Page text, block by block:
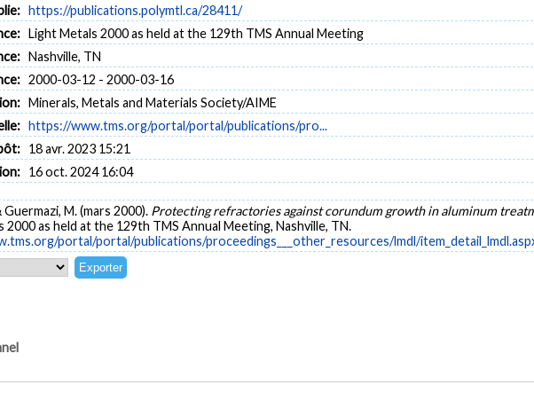
https://publications.polymtl.ca/28411/
Light Metals 2000 as held at the 129th TMS Annual Meeting
Nashville, TN
2000-03-12 - 2000-03-16
Minerals, Metals and Materials Society/AIME
https://www.tms.org/portal/portal/publications/pro...
18 avr. 2023 15:21
16 oct. 2024 16:04
Guermazi, M. (mars 2000). Protecting refractories against corundum growth in aluminum
2000 as held at the 129th TMS Annual Meeting, Nashville, TN.
portal/portal/publications/proceedings___other_resources/lmdl/